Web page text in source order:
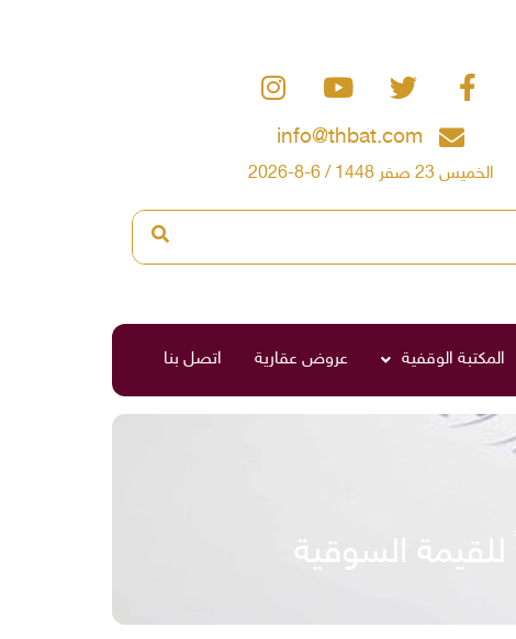
info@thbat.com
الخميس 23 صفر 1448 / 6-8-2026
المكتبة الوقفية عروض عقارية اتصل بنا